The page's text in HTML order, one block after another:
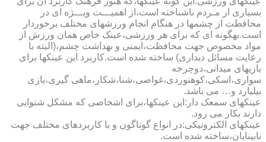
بسیاری از مـردم ناشناخته است،از اهمیـــت ویـــژه ای در
محافظت از چشمها در هنگام انجام ورزشهای مختلف برخوردار
است.به­گونه ای که برای هر ورزشی،عینک خاص همان ورزش از
مواد مخصوص جهت محافظت،ایمنی و بهداشت چشم،(البته با
رعایت مسائل دیداری) ساخته شده است.کاربرد این عینکها برای
بازیهای میدانی،دوچرخه
سواری،اسکی،کوهنوردی،غواصی،شنا،شکار،ماهی گیری،بازی
بیلیارد و… می باشد.
عینکهای سمعک دار:این عینکها،برای اشخاصی که مشکل شنوایی
دارند بکار می رود.
عینکهای الکترونیکی:در انواع گوناگون و با کاربردهای مختلف جهت
نابینایان،ساخته شده است.